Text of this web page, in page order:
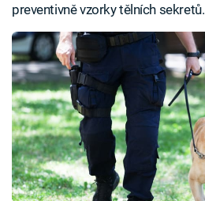
preventivně vzorky tělních sekretů.